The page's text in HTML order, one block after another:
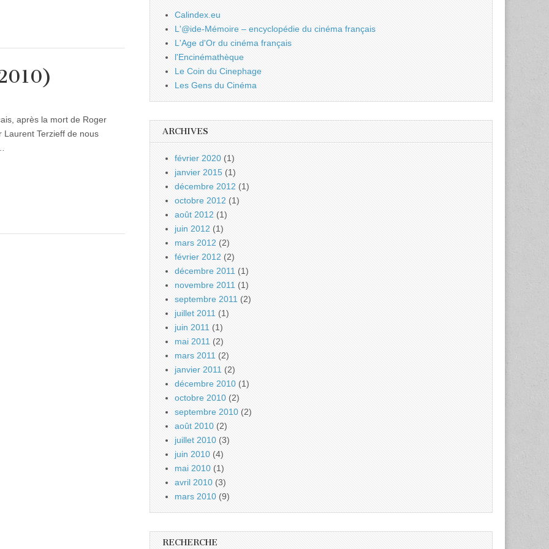
après la mort de Roger
Laurent Terzieff de nous
Calindex.eu
L'@ide-Mémoire – encyclopédie du cinéma français
L'Age d'Or du cinéma français
l'Encinémathèque
Le Coin du Cinephage
Les Gens du Cinéma
ARCHIVES
février 2020 (1)
janvier 2015 (1)
décembre 2012 (1)
octobre 2012 (1)
août 2012 (1)
juin 2012 (1)
mars 2012 (2)
février 2012 (2)
décembre 2011 (1)
novembre 2011 (1)
septembre 2011 (2)
juillet 2011 (1)
juin 2011 (1)
mai 2011 (2)
mars 2011 (2)
janvier 2011 (2)
décembre 2010 (1)
octobre 2010 (2)
septembre 2010 (2)
août 2010 (2)
juillet 2010 (3)
juin 2010 (4)
mai 2010 (1)
avril 2010 (3)
mars 2010 (9)
RECHERCHE